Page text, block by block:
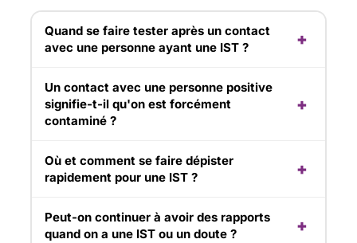
Quand se faire tester après un contact
avec une personne ayant une IST ?
Un contact avec une personne positive
signifie-t-il qu'on est forcément
contaminé ?
Où et comment se faire dépister
rapidement pour une IST ?
Peut-on continuer à avoir des rapports
quand on a une IST ou un doute ?